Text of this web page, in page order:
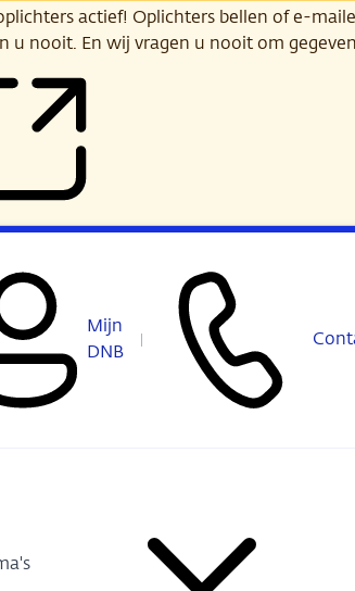
actief! Oplichters bellen of e-
u nooit. En wij vragen u nooit om
Mijn
DNB